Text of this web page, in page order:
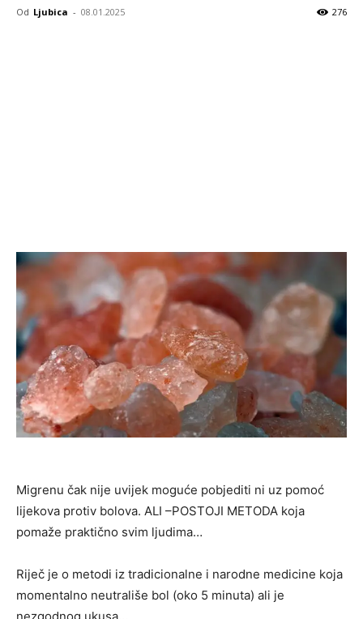
Od Ljubica - 08.01.2025 276
Migrenu čak nije uvijek moguće pobjediti ni uz pomoć
lijekova protiv bolova. ALI –POSTOJI METODA koja
pomaže praktično svim ljudima…
Riječ je o metodi iz tradicionalne i narodne medicine koja
momentalno neutrališe bol (oko 5 minuta) ali je